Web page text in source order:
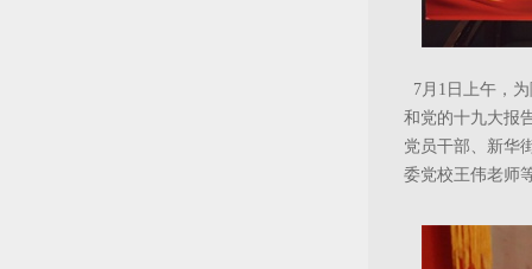
7月1日上午，
和党的十九大报
党员干部、新华
委党校王伟老师